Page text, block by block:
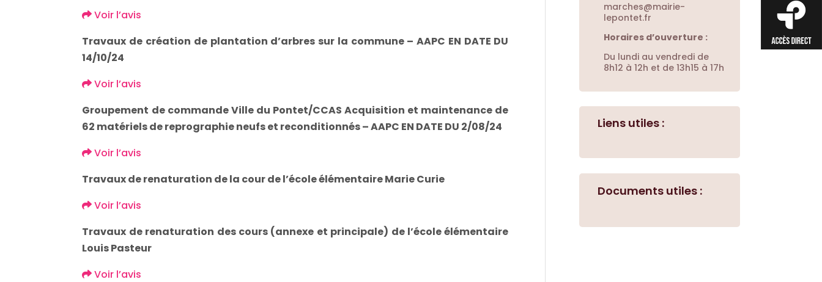
Voir l’avis
Travaux de création de plantation d’arbres sur la commune – AAPC EN DATE DU
14/10/24
Voir l’avis
Groupement de commande Ville du Pontet/CCAS Acquisition et maintenance de
62 matériels de reprographie neufs et reconditionnés – AAPC EN DATE DU 2/08/24
Voir l’avis
Travaux de renaturation de la cour de l’école élémentaire Marie Curie
Voir l’avis
Travaux de renaturation des cours (annexe et principale) de l’école élémentaire
Louis Pasteur
Voir l’avis
marches@mairie-
lepontet.fr
Horaires d’ouverture :
Du lundi au vendredi de
8h12 à 12h et de 13h15 à 17h